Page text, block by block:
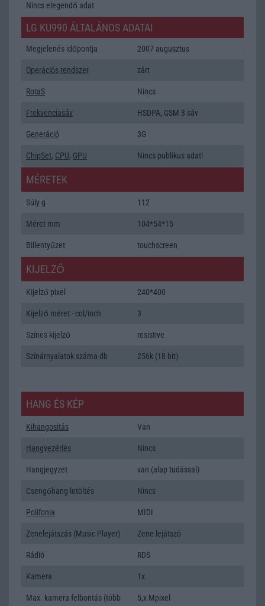
Nincs elegendő adat
LG KU990 ÁLTALÁNOS ADATAI
Megjelenés időpontja 2007 augusztus
Operációs rendszer zárt
RotaS Nincs
Frekvenciasáv HSDPA, GSM 3 sáv
Generáció 3G
ChipSet, CPU, GPU Nincs publikus adat!
MÉRETEK
Súly g 112
Méret mm 104*54*15
Billentyűzet touchscreen
KIJELZŐ
Kijelző pixel 240*400
Kijelző méret - col/inch 3
Színes kijelző resistive
Színárnyalatok száma db 256k (18 bit)
HANG ÉS KÉP
Kihangositás Van
Hangvezérlés Nincs
Hangjegyzet van (alap tudással)
Csengőhang letöltés Nincs
Polifonia MIDI
Zenelejátszás (Music Player) Zene lejátszó
Rádió RDS
Kamera 1x
Max. kamera felbontás (több
5,x Mpixel